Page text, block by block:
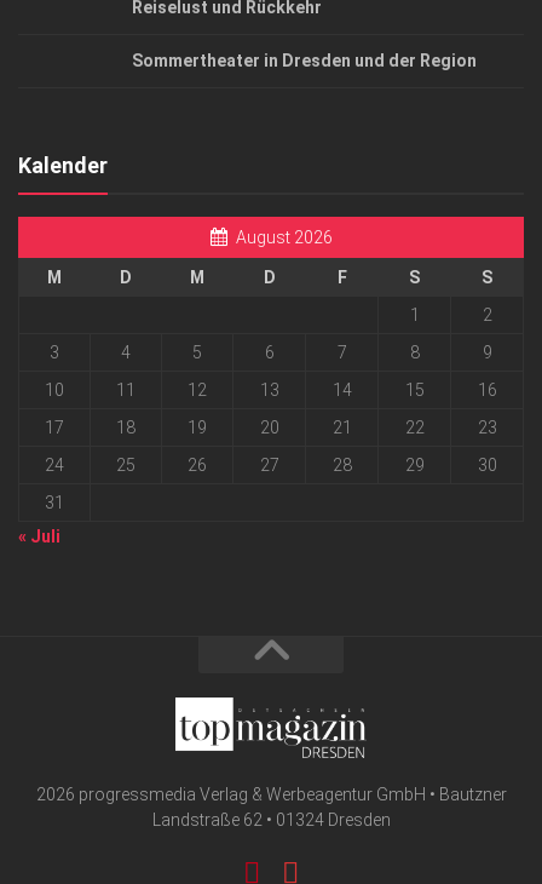
Reiselust und Rückkehr
Sommertheater in Dresden und der Region
Kalender
August 2026
M D M D F S
S
1
2
3
4 5 6 7 8
9
10
11 12 13 14 15
16
17
18 19 20 21 22
23
24
25 26 27 28 29
30
31
« Juli
2026 progressmedia Verlag & Werbeagentur GmbH • Bautzner
Landstraße 62 • 01324 Dresden